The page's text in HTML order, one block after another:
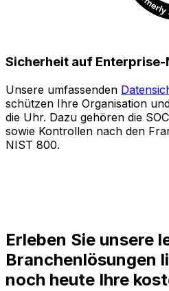
Sicherheit auf Enterprise-
Unsere umfassenden
schützen Ihre Organisation
die Uhr. Dazu gehören die
sowie Kontrollen nach den
NIST 800.
Erleben Sie unsere
Branchenlösungen
noch heute Ihre